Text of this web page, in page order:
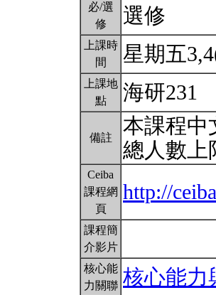
必/選
修
選修
上課時
間
星期五
上課地
點
海研231
備註
本課程中
總人數上
Ceiba
課程網
頁
http://
課程簡
介影片
核心能
力關聯 核心能力